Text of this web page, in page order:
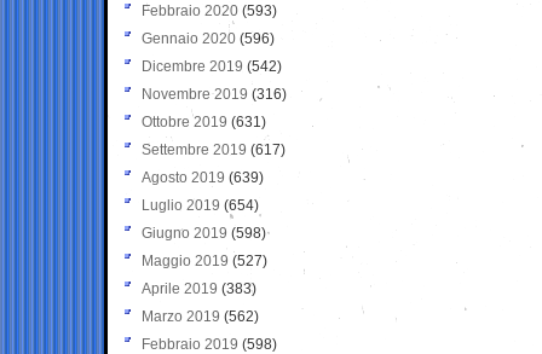
Febbraio 2020 (593)
Gennaio 2020 (596)
Dicembre 2019 (542)
Novembre 2019 (316)
Ottobre 2019 (631)
Settembre 2019 (617)
Agosto 2019 (639)
Luglio 2019 (654)
Giugno 2019 (598)
Maggio 2019 (527)
Aprile 2019 (383)
Marzo 2019 (562)
Febbraio 2019 (598)